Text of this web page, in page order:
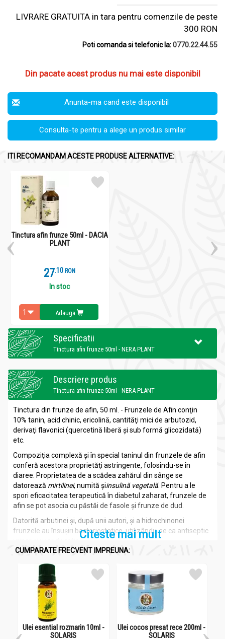
LIVRARE GRATUITA in tara pentru comenzile de peste
300 RON
Poti comanda si telefonic la:0770.22.44.55
Din pacate acest produs nu mai este disponibil
Anunta-ma cand este disponibil
Consulta-te pentru a alege un produs similar
ITI RECOMANDAM ACESTE PRODUSE ALTERNATIVE:
Tinctura afin frunze 50ml - DACIA
PLANT
27.1 RON
In stoc
Adauga
Specificatii
Tinctura afin frunze 50ml - NERA PLANT
Descriere produs
Tinctura afin frunze 50ml - NERA PLANT
Tinctura din frunze de afin, 50 ml. - Frunzele de Afin conţin
10% tanin, acid chinic, ericolină, cantităţi mici de arbutozid,
derivaţi flavonici (quercetină liberă şi sub formă glicozidată)
etc.
Compoziţia complexă şi în special taninul din frunzele de afin
conferă acestora proprietăţi astringente, folosindu-se în
diaree. Proprietatea de a scădea zahărul din sânge se
datorează mirtilinei, numită şiinsulină vegetală. Pentru a le
spori eficacitatea terapeutică în diabetul zaharat, frunzele de
afin se pot asocia cu păstăi de fasole şi frunze de dud.
Datorită arbutinei şi, după unii autori, şi a hidrochinonei
frunzele au însuşiri bacteriostatice, utilizându-se ca antiseptic
afin, se recomandă în enterocolite, infecţii urinare, uremie,
gută şi reumatism, diabet.
Compozitie
Tinctura afin frunze 50ml - NERA PLANT
Citeste mai mult
CUMPARATE FRECVENT IMPREUNA:
Ulei esential rozmarin 10ml -
SOLARIS
Ulei cocos presat rece 200ml -
SOLARIS